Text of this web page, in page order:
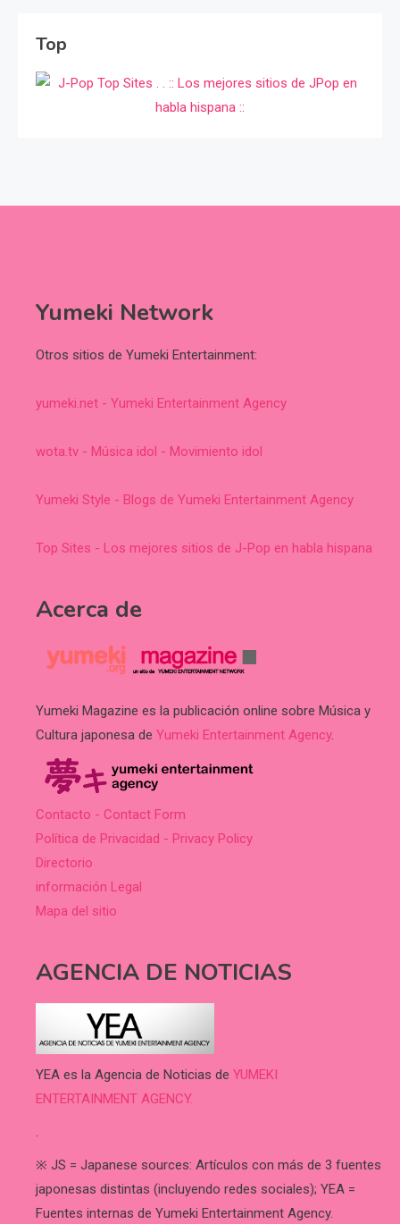
Top
Yumeki Network
Otros sitios de Yumeki Entertainment:
yumeki.net - Yumeki Entertainment Agency
wota.tv - Música idol - Movimiento idol
Yumeki Style - Blogs de Yumeki Entertainment Agency
Top Sites - Los mejores sitios de J-Pop en habla hispana
Acerca de
Yumeki Magazine es la publicación online sobre Música y
Cultura japonesa de Yumeki Entertainment Agency.
Contacto - Contact Form
Política de Privacidad - Privacy Policy
Directorio
información Legal
Mapa del sitio
AGENCIA DE NOTICIAS
YEA es la Agencia de Noticias de YUMEKI
ENTERTAINMENT AGENCY.
.
※ JS = Japanese sources: Artículos con más de 3 fuentes
japonesas distintas (incluyendo redes sociales); YEA =
Fuentes internas de Yumeki Entertainment Agency.